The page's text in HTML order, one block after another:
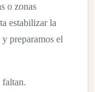
o zonas
estabilizar la
preparamos el
faltan.